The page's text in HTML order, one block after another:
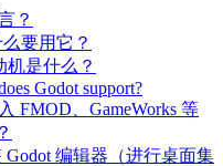
？
要用它？
机是什么？
Godot support?
FMOD、GameWorks 等
编辑器（进行桌面集